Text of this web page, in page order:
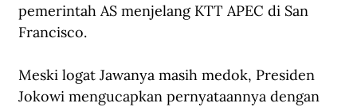
pemerintah AS menjelang KTT APEC di San
Francisco.
Meski logat Jawanya masih medok, Presiden
Jokowi mengucapkan pernyataannya dengan